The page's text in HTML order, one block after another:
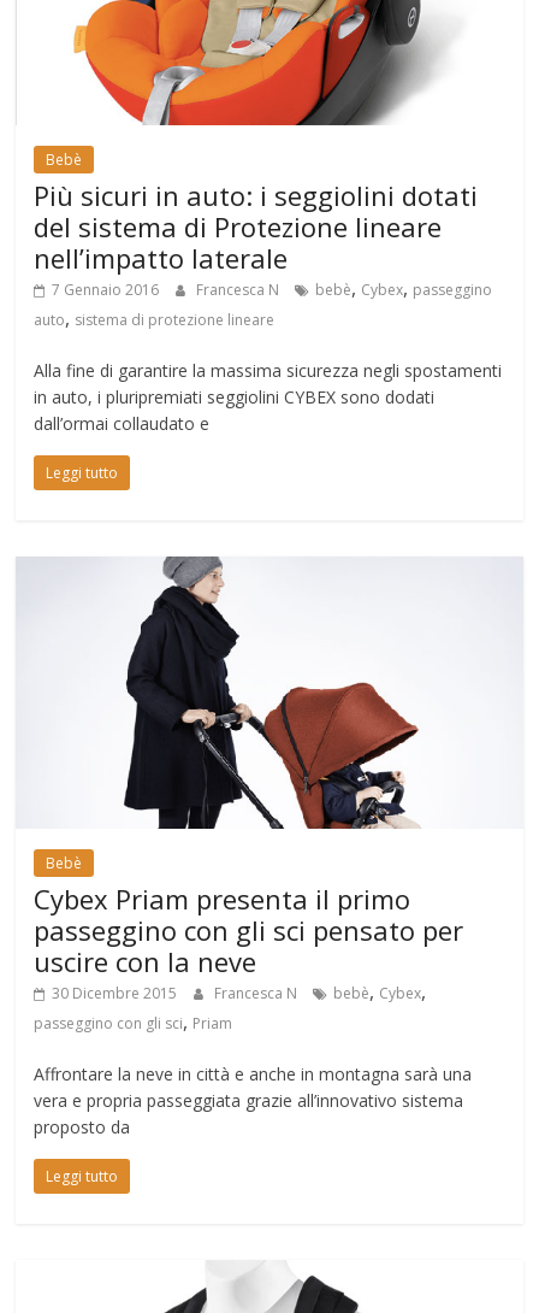
Bebè
Più sicuri in auto: i seggiolini dotati
del sistema di Protezione lineare
nell’impatto laterale
7 Gennaio 2016 Francesca N bebè, Cybex, passeggino
auto, sistema di protezione lineare
Alla fine di garantire la massima sicurezza negli spostamenti
in auto, i pluripremiati seggiolini CYBEX sono dodati
dall’ormai collaudato e
Leggi tutto
Bebè
Cybex Priam presenta il primo
passeggino con gli sci pensato per
uscire con la neve
30 Dicembre 2015 Francesca N bebè, Cybex,
passeggino con gli sci, Priam
Affrontare la neve in città e anche in montagna sarà una
vera e propria passeggiata grazie all’innovativo sistema
proposto da
Leggi tutto